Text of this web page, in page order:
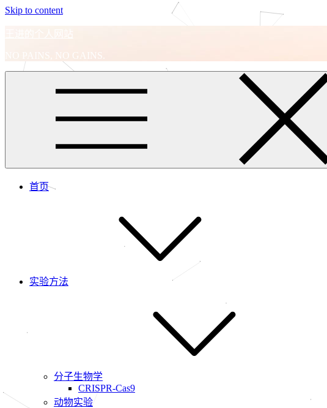
Skip to content
王进的个人网站
NO PAINS, NO GAINS.
首页
实验方法
分子生物学
CRISPR-Cas9
动物实验